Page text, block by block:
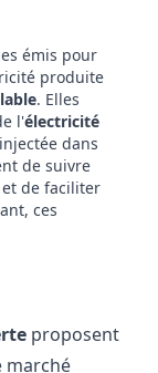
émis pour
produite
. Elles
l'électricité
dans
de suivre
de faciliter
ces
proposent
marché